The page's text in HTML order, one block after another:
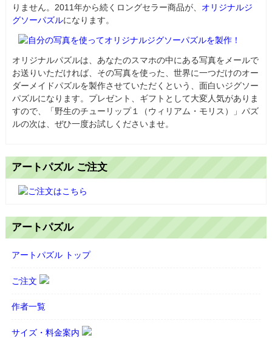
りません。2011年から続くロングセラー商品が、 オリジナルジ
グソーパズルになります。
オリジナルパズルは、あなたのスマホの中にある写真をメールで
お送りいただければ、その写真を使った、世界に一つだけのオー
ダーメイドパズルを製作させていただくという、面白いジグソー
パズルになります。プレゼント、ギフトとして大変人気がありま
すので、「野生のチューリップ１（ウィリアム・モリス）」パズ
ルの次は、ぜひ一度お試しくださいませ。
アートパズル ご注文
アートパズル
アートパズル トップ
ご注文
作者一覧
サイズ・料金案内